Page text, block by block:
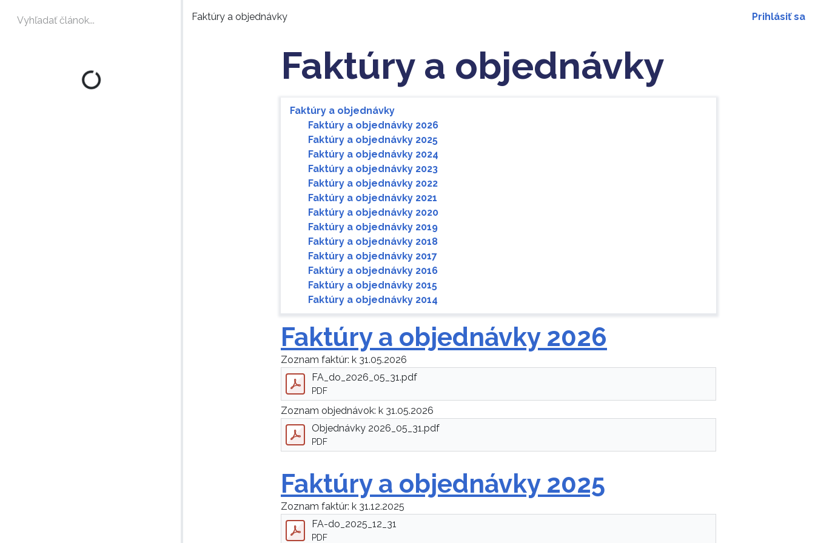
Faktúry a objednávky Prihlásiť sa
Faktúry a objednávky
Faktúry a objednávky
Faktúry a objednávky 2026
Faktúry a objednávky 2025
Faktúry a objednávky 2024
Faktúry a objednávky 2023
Faktúry a objednávky 2022
Faktúry a objednávky 2021
Faktúry a objednávky 2020
Faktúry a objednávky 2019
Faktúry a objednávky 2018
Faktúry a objednávky 2017
Faktúry a objednávky 2016
Faktúry a objednávky 2015
Faktúry a objednávky 2014
Faktúry a objednávky 2026
Zoznam faktúr: k 31.05.2026
FA_do_2026_05_31.pdf
PDF
Zoznam objednávok: k 31.05.2026
Objednávky 2026_05_31.pdf
PDF
Faktúry a objednávky 2025
Zoznam faktúr: k 31.12.2025
FA-do_2025_12_31
PDF